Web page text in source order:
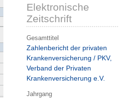
Elektronische
Zeitschrift
Gesamttitel
Zahlenbericht der privaten
Krankenversicherung / PKV,
Verband der Privaten
Krankenversicherung e.V.
Jahrgang